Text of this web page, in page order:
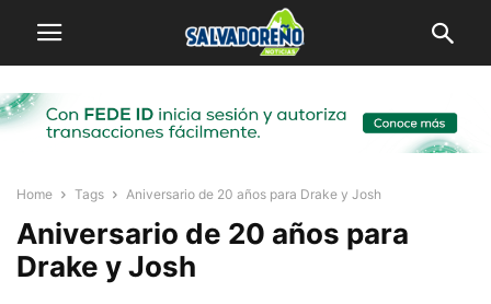
Home Tags Aniversario de 20 años para Drake y Josh
Aniversario de 20 años para
Drake y Josh